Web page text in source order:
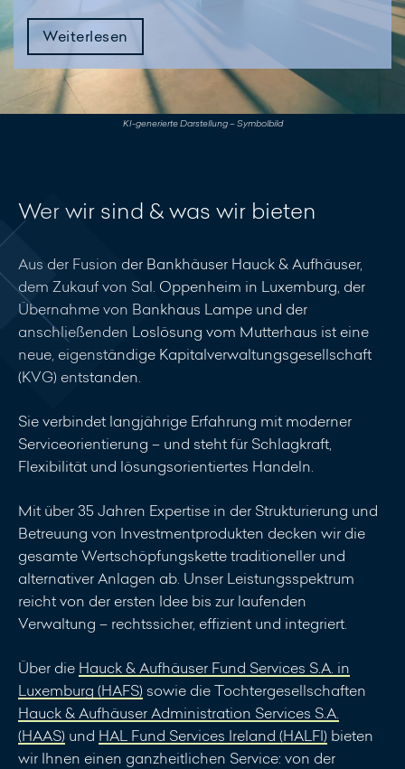
Weiterlesen
KI-generierte Darstellung – Symbolbild
Wer wir sind & was wir bieten
Aus der Fusion der Bankhäuser Hauck & Aufhäuser,
dem Zukauf von Sal. Oppenheim in Luxemburg, der
Übernahme von Bankhaus Lampe und der
anschließenden Loslösung vom Mutterhaus ist eine
neue, eigenständige Kapitalverwaltungsgesellschaft
(KVG) entstanden.
Sie verbindet langjährige Erfahrung mit moderner
Serviceorientierung – und steht für Schlagkraft,
Flexibilität und lösungsorientiertes Handeln.
Mit über 35 Jahren Expertise in der Strukturierung und
Betreuung von Investmentprodukten decken wir die
gesamte Wertschöpfungskette traditioneller und
alternativer Anlagen ab. Unser Leistungsspektrum
reicht von der ersten Idee bis zur laufenden
Verwaltung – rechtssicher, effizient und integriert.
Über die Hauck & Aufhäuser Fund Services S.A. in
Luxemburg (HAFS) sowie die Tochtergesellschaften
Hauck & Aufhäuser Administration Services S.A.
(HAAS) und HAL Fund Services Ireland (HALFI) bieten
wir Ihnen einen ganzheitlichen Service: von der